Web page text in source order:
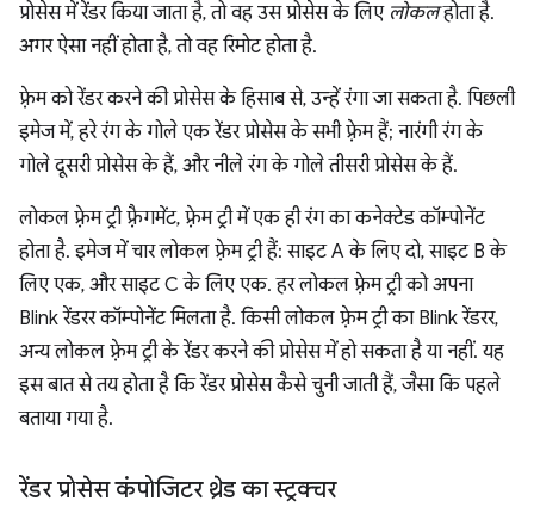
प्रोसेस में रेंडर किया जाता है, तो वह उस प्रोसेस के लिए लोकलहोता है.
अगर ऐसा नहीं होता है, तो वह रिमोट होता है.
फ़्रेम को रेंडर करने की प्रोसेस के हिसाब से, उन्हें रंगा जा सकता है. पिछली
इमेज में, हरे रंग के गोले एक रेंडर प्रोसेस के सभी फ़्रेम हैं; नारंगी रंग के
गोले दूसरी प्रोसेस के हैं, और नीले रंग के गोले तीसरी प्रोसेस के हैं.
लोकल फ़्रेम ट्री फ़्रैगमेंट, फ़्रेम ट्री में एक ही रंग का कनेक्टेड कॉम्पोनेंट
होता है. इमेज में चार लोकल फ़्रेम ट्री हैं: साइट A के लिए दो, साइट B के
लिए एक, और साइट C के लिए एक. हर लोकल फ़्रेम ट्री को अपना
Blink रेंडरर कॉम्पोनेंट मिलता है. किसी लोकल फ़्रेम ट्री का Blink रेंडरर,
अन्य लोकल फ़्रेम ट्री के रेंडर करने की प्रोसेस में हो सकता है या नहीं. यह
इस बात से तय होता है कि रेंडर प्रोसेस कैसे चुनी जाती हैं, जैसा कि पहले
बताया गया है.
रेंडर प्रोसेस कंपोजिटर थ्रेड का स्ट्रक्चर